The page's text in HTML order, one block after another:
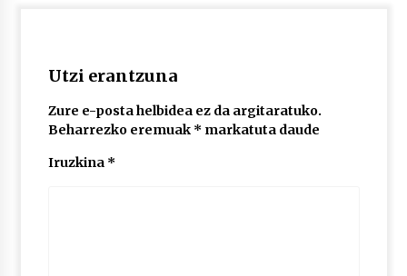
Tiga, Twisted Teens, Underscores, Habia
Utzi erantzuna
Zure e-posta helbidea ez da argitaratuko.
Beharrezko eremuak * markatuta daude
Iruzkina *